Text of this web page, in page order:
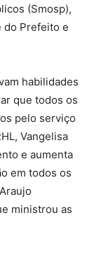
(Smosp),
do Prefeito e
habilidades
que todos os
pelo serviço
Vangelisa
e aumenta
em todos os
ministrou as